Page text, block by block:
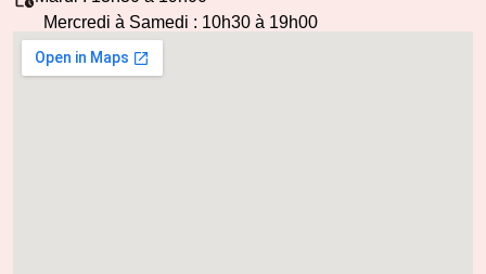
Mercredi à Samedi : 10h30 à 19h00